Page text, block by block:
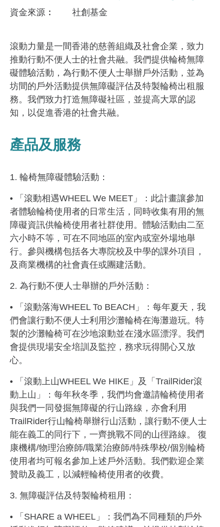
資金來​源
社創基金
滾動力量是一間香港的慈善組織及社會企業，致力
推動行動不便人士的社會共融。我們提供輪椅無障
礙體驗活動，為行動不便人士舉辦戶外活動，並為
坊間的戶外活動提供無障礙評估及特製輪椅出租服
務。我們致力打造無障礙社區，並提高大眾的認
知，以促進香港的社會共融。
產品及服務
1. 輪椅無障礙體驗活動：
• 「滾動相遇WHEEL We MEET」：此計畫讓參加
者體驗輪椅使用者的日常生活，同時收集有用的無
障礙資訊供輪椅使用者社群使用。體驗活動由二至
六小時不等，可在不同地區的室內或室外場地舉
行。參與機構包括各大專院校及中學的課外項目，
及商業機構的社會責任或團建活動。
2. 為行動不便人士舉辦的戶外活動：
• 「滾動落海WHEEL To BEACH」：每年夏天，我
們會讓行動不便人士利用沙灘輪椅在海灘遊玩。特
製的沙灘輪椅可在沙地滾動並在淺水區漂浮。我們
會提供現場安全培訓及監控，務求玩得開心又放
心。
• 「滾動上山WHEEL We HIKE」及「TrailRider滾
動上山」：每年秋冬季，我們均會邀請輪椅使用者
與我們一同發掘無障礙的行山路線，亦會利用
TrailRider行山輪椅舉辦行山活動，讓行動不便人士
能在義工的同行下，一齊挑戰不同的山徑路線。 復
康機構/物理治療師/職業治療師/特殊學校/個別輪椅
使用者均可報名參加上述戶外活動。我們歡迎企業
贊助及義工，以減輕輪椅使用者的收費。
3. 無障礙評估及特製輪椅租用：
• 「SHARE a WHEEL」：我們為不同種類的戶外